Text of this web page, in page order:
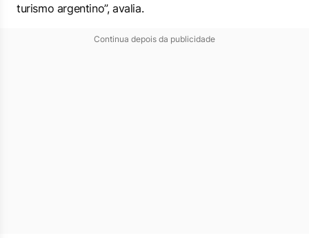
turismo argentino”, avalia.
Continua depois da publicidade